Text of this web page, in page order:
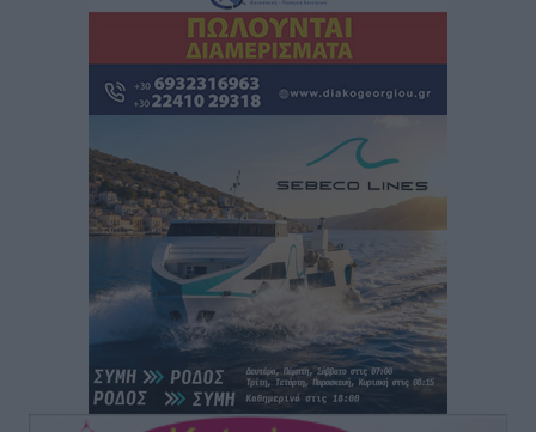
Τα φοιτητικά ενοίκια «τινάζουν στον αέρα» τους
οικογενειακούς προϋπολογισμούς
Ειδήσεις• πριν 6 ώρες
Δύο νέοι ξενώνες παραδόθηκαν στις Ένοπλες
Δυνάμεις στη νήσο Ρω
Τοπικές Ειδήσεις• πριν 7 ώρες
Συνεχίζεται η έξοδος του Αυγούστου – Πάνω από
34.000 αναχωρούν σήμερα μόνο από τον Πειραιά
πριν 7 ώρες
Μόνιμες θέσεις στους παιδικούς σταθμούς: Οι